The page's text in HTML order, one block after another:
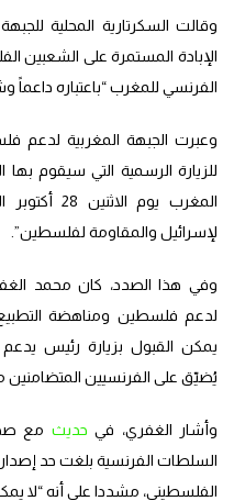
وقالت السكرتارية المحلية
الإبادة المستمرة على الشعبين
الفرنسي للمغرب “باعتباره داعماً
وعبرت الجبهة المغربية لدعم
للزيارة الرسمية التي سيقوم
المغرب يوم
لإسرائيل والمقاومة لفلسطين”.
وفي هذا الصدد، كان محمد
لدعم فلسطين ومناهضة
يمكن القبول بزيارة رئيس يدعم
يُضيّق على الفرنسيين
وأشار الغفري، في حديث مع
السلطات الفرنسية بلغت حد
الفلسطيني، مشددا على أنه “لا